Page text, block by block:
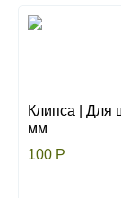
Клипса | Для
мм
100 Р